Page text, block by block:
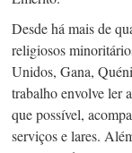
Desde há mais de
religiosos
Unidos, Gana,
trabalho envolve ler
que possível,
serviços e lares.